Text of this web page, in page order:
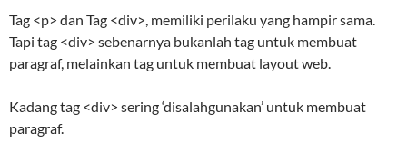
Tag <p> dan Tag <div>, memiliki perilaku yang hampir sama.
Tapi tag <div> sebenarnya bukanlah tag untuk membuat
paragraf, melainkan tag untuk membuat layout web.
Kadang tag <div> sering ‘disalahgunakan’ untuk membuat
paragraf.